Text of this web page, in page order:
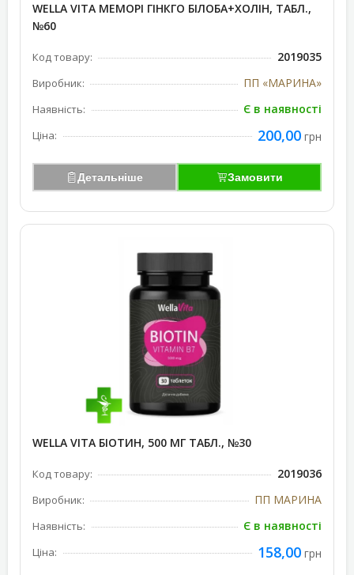
WELLA VITA МЕМОРІ ГІНКГО БІЛОБА+ХОЛІН, ТАБЛ.,
№60
Код товару: 2019035
Виробник: ПП «МАРИНА»
Наявність: Є в наявності
Ціна: 200,00 грн
Детальніше Замовити
WELLA VITA БІОТИН, 500 МГ ТАБЛ., №30
Код товару: 2019036
Виробник: ПП МАРИНА
Наявність: Є в наявності
Ціна: 158,00 грн